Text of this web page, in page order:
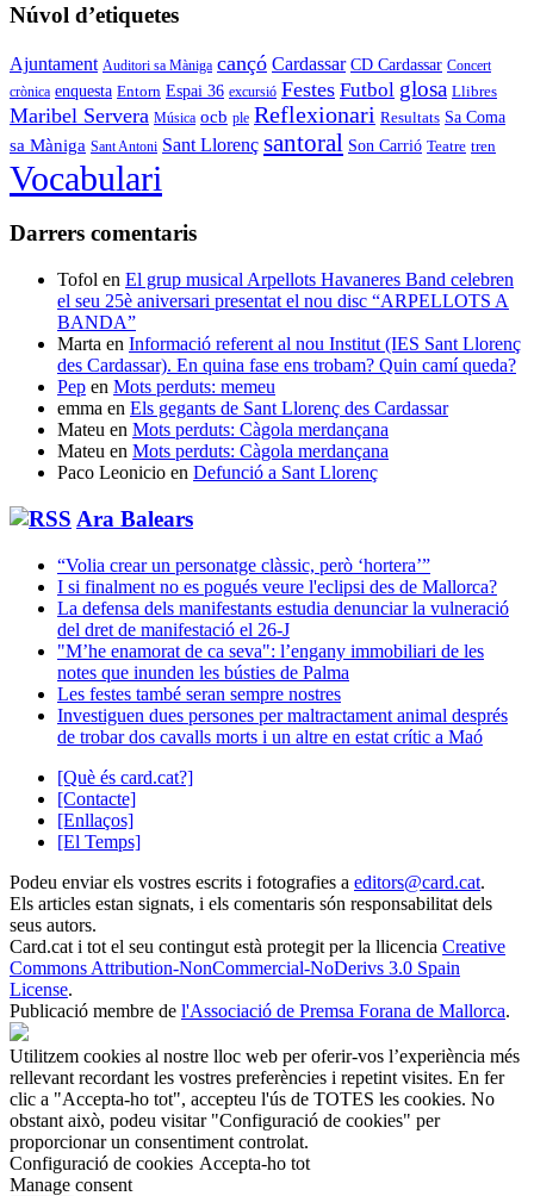
Núvol d’etiquetes
Ajuntament Auditori sa Màniga cançó Cardassar CD Cardassar Concert
crònica enquesta Entorn Espai 36 excursió Festes Futbol glosa Llibres
Maribel Servera Música ocb ple Reflexionari Resultats Sa Coma
sa Màniga Sant Antoni Sant Llorenç santoral Son Carrió Teatre tren
Vocabulari
Darrers comentaris
Tofol en El grup musical Arpellots Havaneres Band celebren
el seu 25è aniversari presentat el nou disc “ARPELLOTS A
BANDA”
Marta en Informació referent al nou Institut (IES Sant Llorenç
des Cardassar). En quina fase ens trobam? Quin camí queda?
Pep en Mots perduts: memeu
emma en Els gegants de Sant Llorenç des Cardassar
Mateu en Mots perduts: Càgola merdançana
Mateu en Mots perduts: Càgola merdançana
Paco Leonicio en Defunció a Sant Llorenç
Ara Balears
“Volia crear un personatge clàssic, però ‘hortera’”
I si finalment no es pogués veure l'eclipsi des de Mallorca?
La defensa dels manifestants estudia denunciar la vulneració
del dret de manifestació el 26-J
"M’he enamorat de ca seva": l’engany immobiliari de les
notes que inunden les bústies de Palma
Les festes també seran sempre nostres
Investiguen dues persones per maltractament animal després
de trobar dos cavalls morts i un altre en estat crític a Maó
[Què és card.cat?]
[Contacte]
[Enllaços]
[El Temps]
Podeu enviar els vostres escrits i fotografies a editors@card.cat.
Els articles estan signats, i els comentaris són responsabilitat dels
seus autors.
Card.cat i tot el seu contingut està protegit per la llicencia Creative
Commons Attribution-NonCommercial-NoDerivs 3.0 Spain
License.
Publicació membre de l'Associació de Premsa Forana de Mallorca.
Utilitzem cookies al nostre lloc web per oferir-vos l’experiència més
rellevant recordant les vostres preferències i repetint visites. En fer
clic a "Accepta-ho tot", accepteu l'ús de TOTES les cookies. No
obstant això, podeu visitar "Configuració de cookies" per
proporcionar un consentiment controlat.
Configuració de cookies Accepta-ho tot
Manage consent